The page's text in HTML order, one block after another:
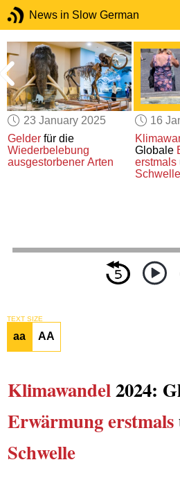
News in Slow German
23 January 2025
Gelder für die
Wiederbelebung
ausgestorbener Arten
16
Globale
erstmals
Schwelle
TEXT SIZE
aa AA
Klimawandel2024:
Erwärmungerstmals
Schwelle